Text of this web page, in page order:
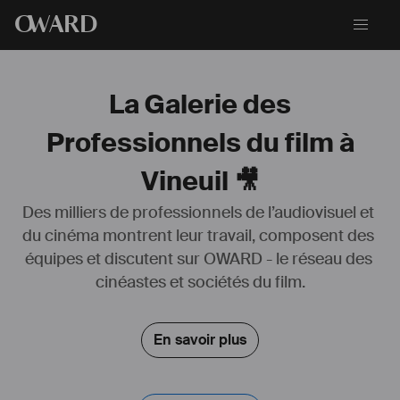
OWARD
La Galerie des
Professionnels du film à
Vineuil 🎥
Des milliers de professionnels de l’audiovisuel et
du cinéma montrent leur travail, composent des
équipes et discutent sur OWARD - le réseau des
cinéastes et sociétés du film.
En savoir plus
Passionné par le cinéma, la musique et l’art de la narration, j’ai
démarré ma carrière de compositeur après l’obtention d’un doctorat
Attiré par les sonorités hollywoodiennes, l’opportunité m’a été
donnée d’insuffler mon style dans différents projets, tels que des
spectacles vivants, des courts-métrages primés dans des concours
pouvez découvrir mon parcours et mes réalisations sur mon site